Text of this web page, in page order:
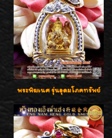
พระพิฆเนศ รุ่นอุดมโภคทรัพย์